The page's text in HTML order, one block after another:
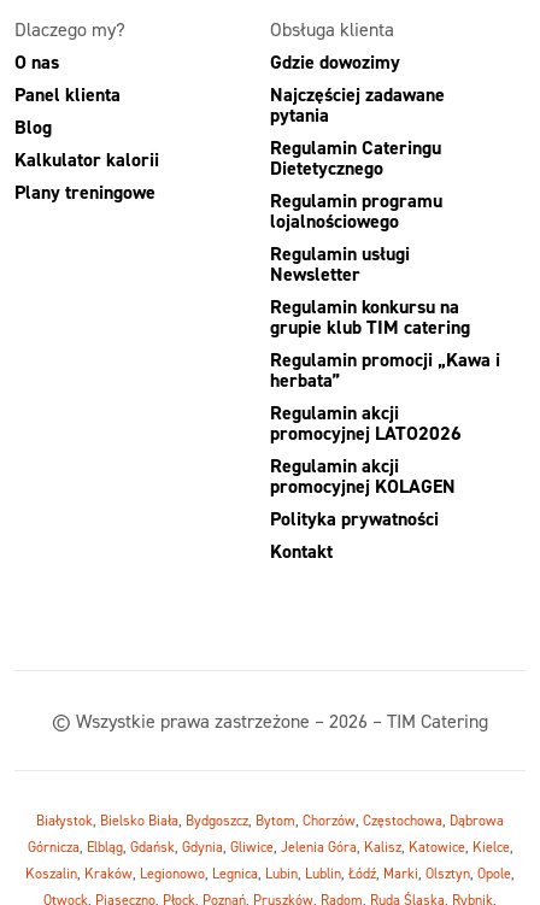
Dlaczego my?
O nas
Panel klienta
Blog
Kalkulator kalorii
Plany treningowe
Obsługa klienta
Gdzie dowozimy
Najczęściej zadawane
pytania
Regulamin Cateringu
Dietetycznego
Regulamin programu
lojalnościowego
Regulamin usługi
Newsletter
Regulamin konkursu na
grupie klub TIM catering
Regulamin promocji „Kawa i
herbata”
Regulamin akcji
promocyjnej LATO2026
Regulamin akcji
promocyjnej KOLAGEN
Polityka prywatności
Kontakt
© Wszystkie prawa zastrzeżone – 2026 – TIM Catering
Białystok, Bielsko Biała, Bydgoszcz, Bytom, Chorzów, Częstochowa, Dąbrowa
Górnicza, Elbląg, Gdańsk, Gdynia, Gliwice, Jelenia Góra, Kalisz, Katowice, Kielce,
Koszalin, Kraków, Legionowo, Legnica, Lubin, Lublin, Łódź, Marki, Olsztyn, Opole,
Otwock, Piaseczno, Płock, Poznań, Pruszków, Radom, Ruda Śląska, Rybnik,